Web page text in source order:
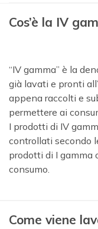
Cos’è la IV
“IV gamma” è la
già lavati e pronti
appena raccolti e
permettere ai
I prodotti di IV
controllati secondo
prodotti di I gamma
consumo.
Come viene